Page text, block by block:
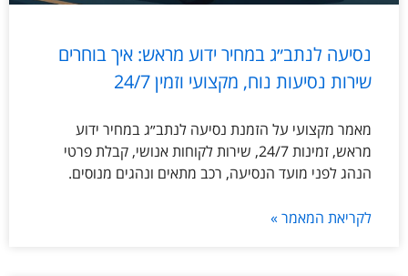
נסיעה לנתב״ג במחיר ידוע מראש: איך בוחרים
שירות נסיעות נוח, מקצועי וזמין 24/7
מאמר מקצועי על הזמנת נסיעה לנתב״ג במחיר ידוע
מראש, זמינות 24/7, שירות לקוחות אנושי, קבלת פרטי
הנהג לפני מועד הנסיעה, רכב מתאים ונהגים מנוסים.
לקריאת המאמר »